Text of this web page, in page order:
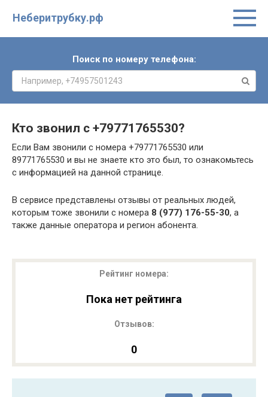
Неберитрубку.рф
Поиск по номеру телефона:
Кто звонил с +79771765530?
Если Вам звонили с номера +79771765530 или
89771765530 и вы не знаете кто это был, то ознакомьтесь
с информацией на данной странице.
В сервисе представлены отзывы от реальных людей,
которым тоже звонили с номера 8 (977) 176-55-30, а
также данные оператора и регион абонента.
Рейтинг номера:
Пока нет рейтинга
Отзывов:
0